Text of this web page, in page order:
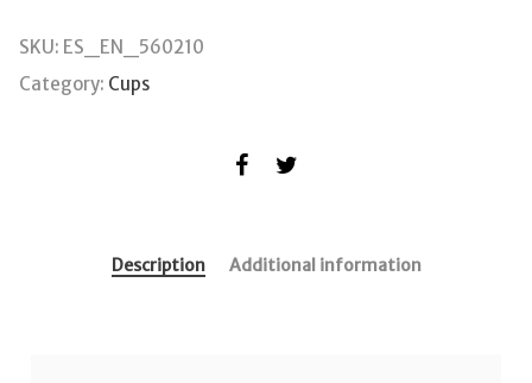
SKU: ES_EN_560210
Category: Cups
Description Additional information